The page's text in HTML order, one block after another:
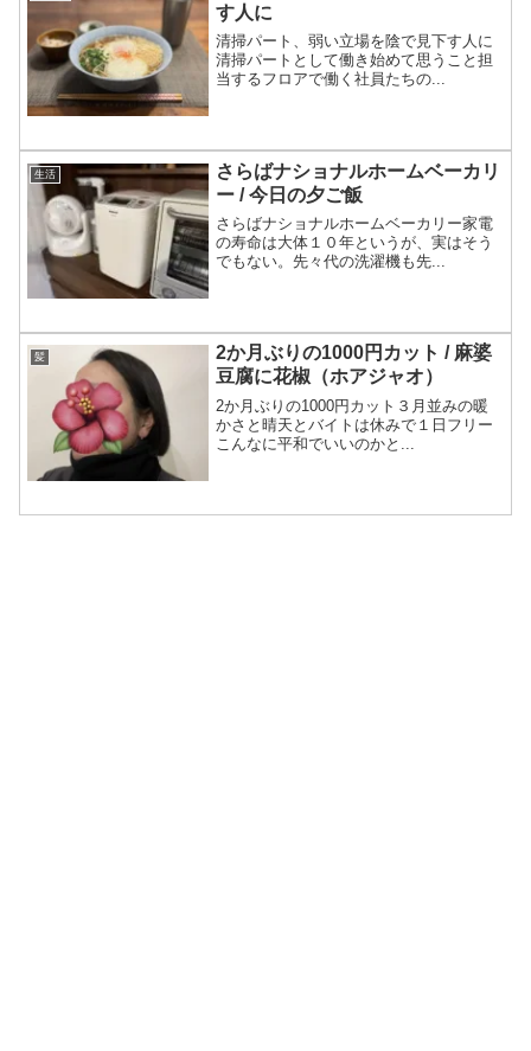
す人に
清掃パート、弱い立場を陰で見下す人に
清掃パートとして働き始めて思うこと担
当するフロアで働く社員たちの...
生活
さらばナショナルホームベーカリ
ー / 今日の夕ご飯
さらばナショナルホームベーカリー家電
の寿命は大体１０年というが、実はそう
でもない。先々代の洗濯機も先...
髪
2か月ぶりの1000円カット / 麻婆
豆腐に花椒（ホアジャオ）
2か月ぶりの1000円カット３月並みの暖
かさと晴天とバイトは休みで１日フリー
こんなに平和でいいのかと...